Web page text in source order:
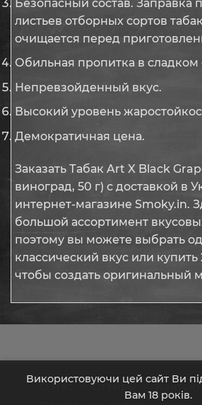
Безопасный состав. Заправка
листьев отборных сортов
очищается перед
Обильная пропитка в сладком
Непревзойденный вкус.
Высокий уровень
Демократичная цена.
Заказать Табак Art X Black
виноград, 50 г) с доставкой в
интернет-магазине Smoky.in.
большой ассортимент
поэтому вы можете выбрать
классический вкус или купить
чтобы создать оригинальный
О Нас Отзывы
Використовуючи цей сайт Ви
Вам 18 років.